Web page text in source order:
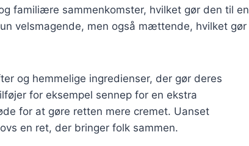
familiære sammenkomster, hvilket gør den til en
velsmagende, men også mættende, hvilket gør
og hemmelige ingredienser, der gør deres
for eksempel sennep for en ekstra
for at gøre retten mere cremet. Uanset
en ret, der bringer folk sammen.